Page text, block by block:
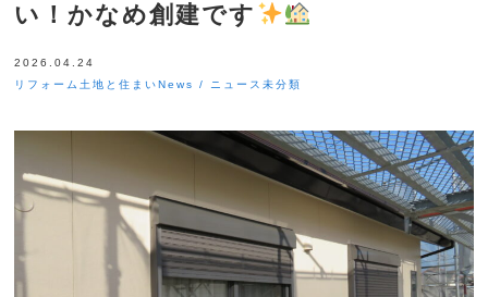
い！かなめ創建です
2026.04.24
リフォーム 土地と住まいNews / ニュース未分類